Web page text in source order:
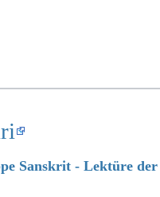
Sanskrit - Lektüre